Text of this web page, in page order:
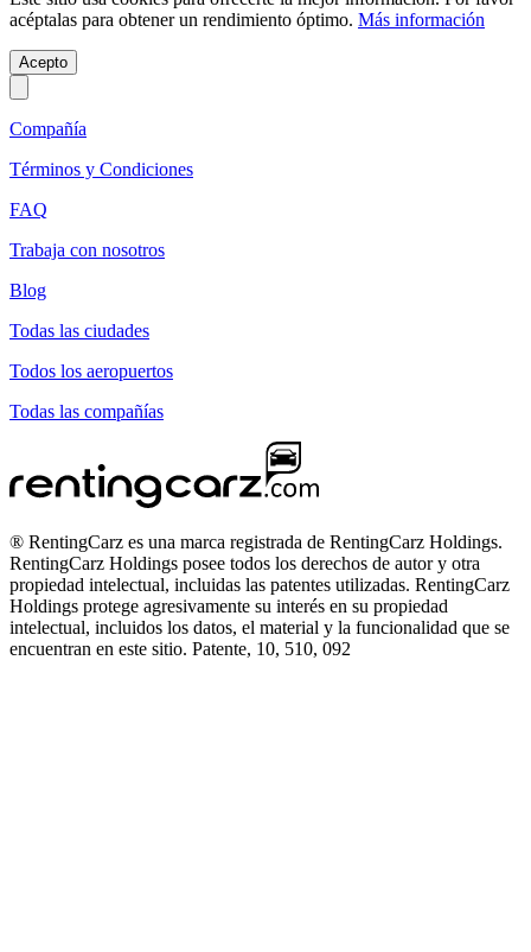
acéptalas para obtener un rendimiento óptimo. Más información
Acepto
Compañía
Términos y Condiciones
FAQ
Trabaja con nosotros
Blog
Todas las ciudades
Todos los aeropuertos
Todas las compañías
® RentingCarz es una marca registrada de RentingCarz Holdings.
RentingCarz Holdings posee todos los derechos de autor y otra
propiedad intelectual, incluidas las patentes utilizadas. RentingCarz
Holdings protege agresivamente su interés en su propiedad
intelectual, incluidos los datos, el material y la funcionalidad que se
encuentran en este sitio. Patente, 10, 510, 092